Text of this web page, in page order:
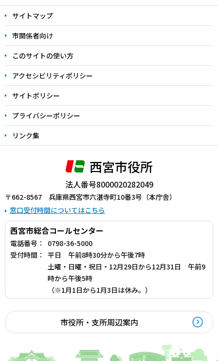
文
こ
こ
ま
で
サイトマップ
市関係者向け
このサイトの使い方
アクセシビリティポリシー
サイトポリシー
プライバシーポリシー
リンク集
西宮市役所
法人番号8000020282049
〒662-8567 兵庫県西宮市六湛寺町10番3号（本庁舎）
窓口受付時間についてはこちら
西宮市総合コールセンター
電話番号：
0798-36-5000
受付時間：
平日 午前8時30分から午後7時
土曜・日曜・祝日・12月29日から12月31日 午前9
時から午後5時
（※1月1日から1月3日は休み。）
市役所・支所周辺案内